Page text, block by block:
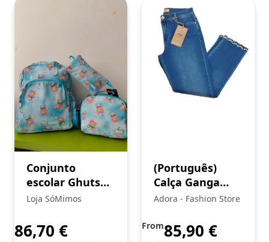
Conjunto
escolar Ghuts
Pop Bears 01
Loja SóMimos
86,70 €
(Português)
Calça Ganga
Senhora
Adora - Fashion Store
From85,90 €